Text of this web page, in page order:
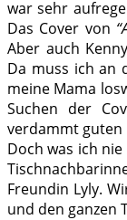
war sehr
Das Cover von
Aber auch
Da muss ich an
meine Mama
Suchen der
verdammt guten
Doch was ich
Freundin Lyly.
und den ganzen